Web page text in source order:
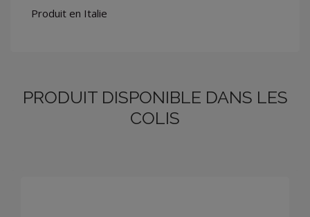
Produit en Italie
PRODUIT DISPONIBLE DANS LES
COLIS